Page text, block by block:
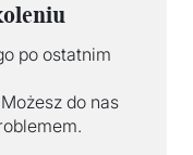
po ostatnim
do nas